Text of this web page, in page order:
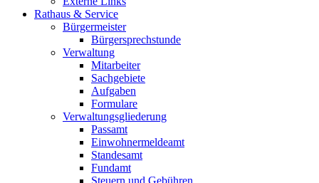
Rathaus & Service
Bürgermeister
Bürgersprechstunde
Verwaltung
Mitarbeiter
Sachgebiete
Aufgaben
Formulare
Verwaltungsgliederung
Passamt
Einwohnermeldeamt
Standesamt
Fundamt
Steuern und Gebühren